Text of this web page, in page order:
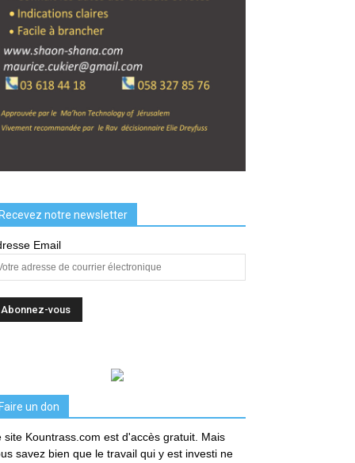
Recevez notre newsletter
Email
Faire un don
site Kountrass.com est d'accès gratuit. Mais
savez bien que le travail qui y est investi ne